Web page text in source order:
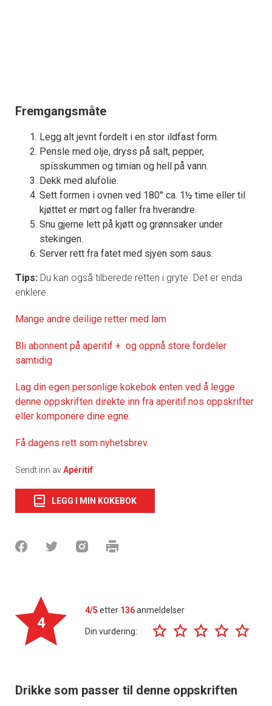
Fremgangsmåte
Legg alt jevnt fordelt i en stor ildfast form.
Pensle med olje, dryss på salt, pepper,
spisskummen og timian og hell på vann.
Dekk med alufolie.
Sett formen i ovnen ved 180° ca. 1½ time eller til
kjøttet er mørt og faller fra hverandre.
Snu gjerne lett på kjøtt og grønnsaker under
stekingen.
Server rett fra fatet med sjyen som saus.
Tips: Du kan også tilberede retten i gryte. Det er enda
enklere.
Mange andre deilige retter med lam
Bli abonnent på aperitif + og oppnå store fordeler
samtidig
Lag din egen personlige kokebok enten ved å legge
denne oppskriften direkte inn fra aperitif.nos oppskrifter
eller komponere dine egne.
Få dagens rett som nyhetsbrev
Sendt inn avApéritif
LEGG I MIN KOKEBOK
4
4/5 etter 136anmeldelser
Din vurdering:
Drikke som passer til denne oppskriften